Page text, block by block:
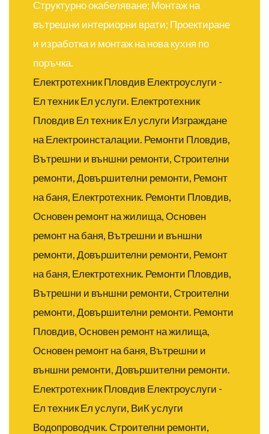
Структурно окабеляване; Монтаж на
вътрешни интериорни врати; Проектиране
и изработка и монтаж на нова кухня по
поръчка.
Електротехник Пловдив Електроуслуги -
Ел техник Ел услуги. Електротехник
Пловдив Ел техник Ел услуги Изграждане
на Електроинсталации. Ремонти Пловдив,
Вътрешни и външни ремонти, Строителни
ремонти, Довършителни ремонти, Ремонт
на баня, Електротехник. Ремонти Пловдив,
Основен ремонт на жилища, Основен
ремонт на баня, Вътрешни и външни
ремонти, Довършителни ремонти, Ремонт
на баня, Електротехник. Ремонти Пловдив,
Вътрешни и външни ремонти, Строителни
ремонти, Довършителни ремонти. Ремонти
Пловдив, Основен ремонт на жилища,
Основен ремонт на баня, Вътрешни и
външни ремонти, Довършителни ремонти.
Електротехник Пловдив Електроуслуги -
Ел техник Ел услуги, ВиК услуги
Водопроводчик. Строителни ремонти,